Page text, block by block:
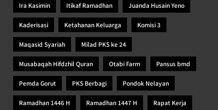
Ira Kasimin Itikaf Ramadhan Juanda Husain Yeno
Kaderisasi Ketahanan Keluarga Komisi 3
Maqasid Syariah Milad PKS ke 24
Musabaqah Hifdzhil Quran Otabi Farm Pansus bmd
Pemda Gorut PKS Berbagi Pondok Nelayan
Ramadhan 1446 H Ramadhan 1447 H Rapat Kerja